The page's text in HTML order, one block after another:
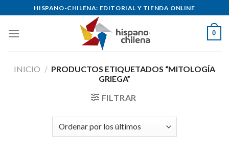
to
content
HISPANO-CHILENA: EDITORIAL Y TIENDA ONLINE
0
INICIO / PRODUCTOS ETIQUETADOS “MITOLOGÍA
GRIEGA”
FILTRAR